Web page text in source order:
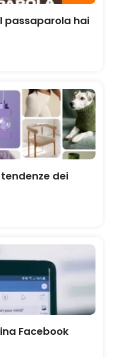
passaparola hai
dei
Facebook